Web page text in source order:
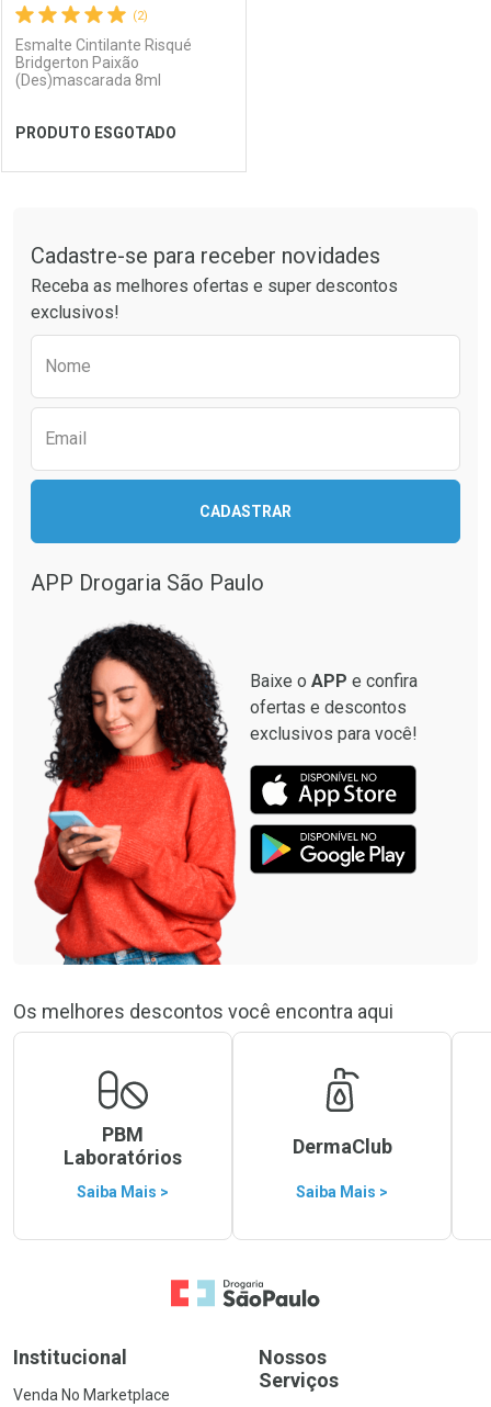
(2)
Esmalte Cintilante Risqué
Bridgerton Paixão
(Des)mascarada 8ml
PRODUTO ESGOTADO
Laboratório
Por Menos
Cadastre-se para receber novidades
Receba as melhores ofertas e super descontos
exclusivos!
Nome
Email
CADASTRAR
APP Drogaria São Paulo
Baixe o APP e confira
ofertas e descontos
exclusivos para você!
Os melhores descontos você encontra aqui
PBM
Laboratórios
Saiba Mais >
DermaClub
Saiba Mais >
Ir para a Home
Institucional
Venda No Marketplace
Nossos
Serviços